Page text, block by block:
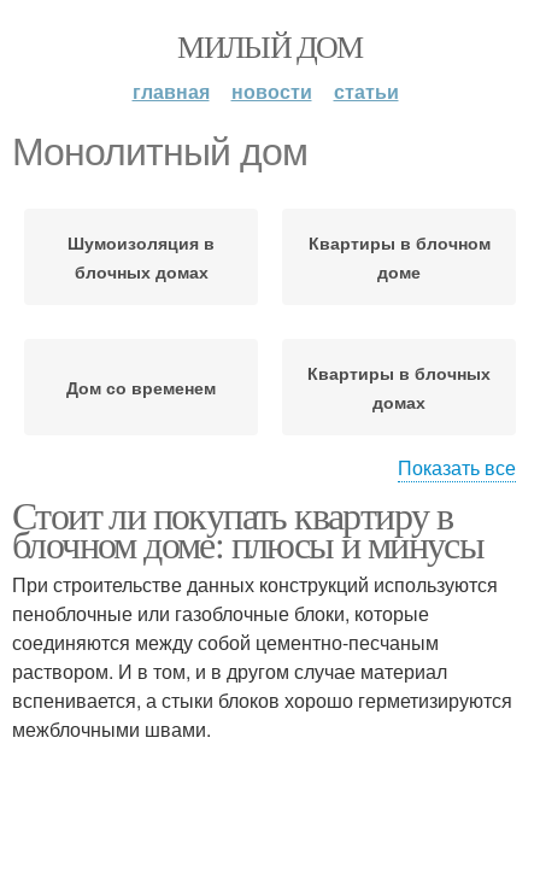
МИЛЫЙ ДОМ
главная новости статьи
Монолитный дом
Шумоизоляция в
блочных домах
Квартиры в блочном
доме
Дом со временем
Квартиры в блочных
домах
Шумы в блочных домах Кирпичный дом
Панельный дом Блочный дом
Показать все
Стоит ли покупать квартиру в
блочном доме: плюсы и минусы
При строительстве данных конструкций используются
пеноблочные или газоблочные блоки, которые
соединяются между собой цементно-песчаным
раствором. И в том, и в другом случае материал
вспенивается, а стыки блоков хорошо герметизируются
межблочными швами.